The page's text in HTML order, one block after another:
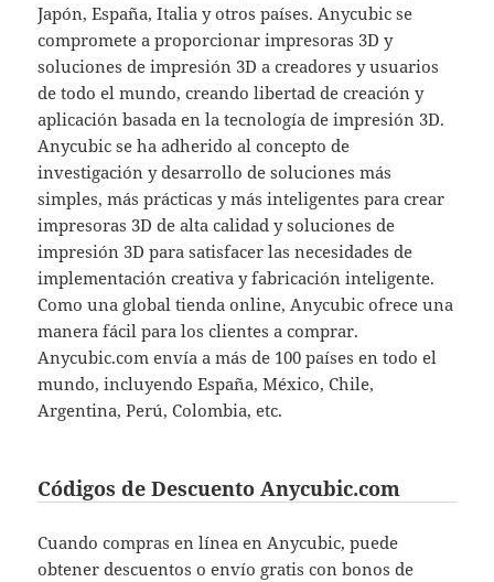
Japón, España, Italia y otros países. Anycubic se
compromete a proporcionar impresoras 3D y
soluciones de impresión 3D a creadores y usuarios
de todo el mundo, creando libertad de creación y
aplicación basada en la tecnología de impresión 3D.
Anycubic se ha adherido al concepto de
investigación y desarrollo de soluciones más
simples, más prácticas y más inteligentes para crear
impresoras 3D de alta calidad y soluciones de
impresión 3D para satisfacer las necesidades de
implementación creativa y fabricación inteligente.
Como una global tienda online, Anycubic ofrece una
manera fácil para los clientes a comprar.
Anycubic.com envía a más de 100 países en todo el
mundo, incluyendo España, México, Chile,
Argentina, Perú, Colombia, etc.
Códigos de Descuento Anycubic.com
Cuando compras en línea en Anycubic, puede
obtener descuentos o envío gratis con bonos de